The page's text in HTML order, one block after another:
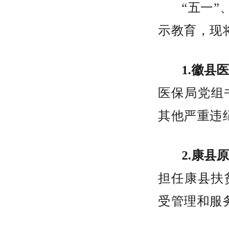
“五一”
示教育，现
1.徽县
医保局党
其他严重违
2.康县
担任康县扶
受管理和服